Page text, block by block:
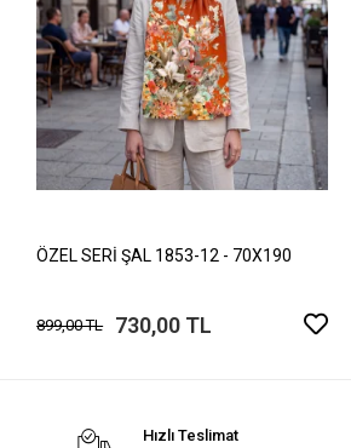
ÖZEL SERİ ŞAL 1853-12 - 70X190
899,00 TL 730,00 TL
Hızlı Teslimat